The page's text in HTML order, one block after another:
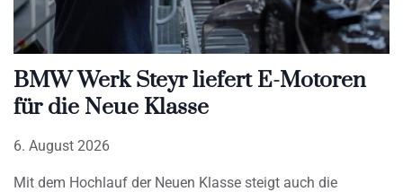
BMW Werk Steyr liefert E-Motoren
für die Neue Klasse
6. August 2026
Mit dem Hochlauf der Neuen Klasse steigt auch die